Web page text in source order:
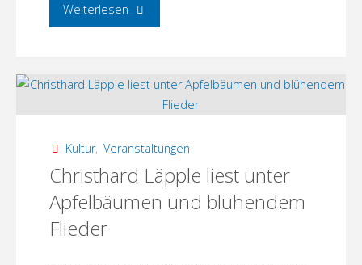
Weiterlesen "Waldfest
in
Menz
vom
24.-26.
Kultur, Veranstaltungen
Christhard Läpple liest unter
Apfelbäumen und blühendem
Flieder